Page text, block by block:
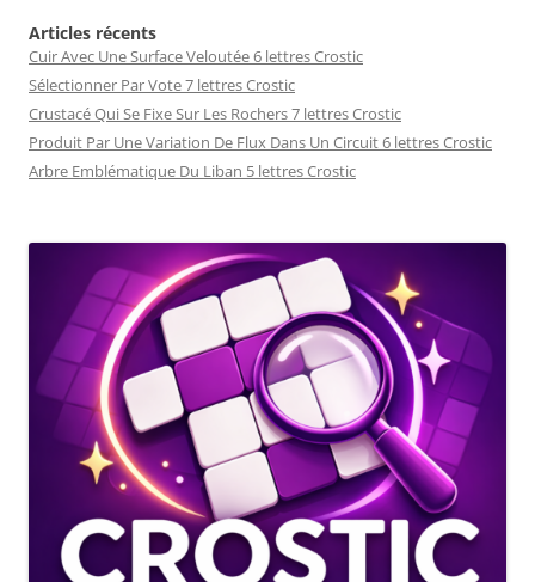
Articles récents
Cuir Avec Une Surface Veloutée 6 lettres Crostic
Sélectionner Par Vote 7 lettres Crostic
Crustacé Qui Se Fixe Sur Les Rochers 7 lettres Crostic
Produit Par Une Variation De Flux Dans Un Circuit 6 lettres Crostic
Arbre Emblématique Du Liban 5 lettres Crostic